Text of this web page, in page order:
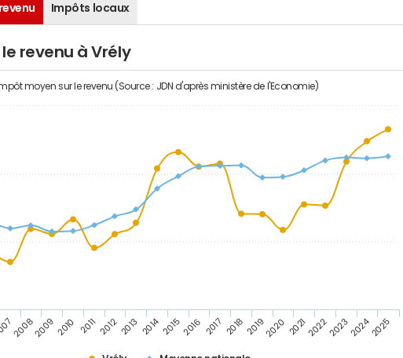
Impôts locaux
revenu à Vrély
moyen sur le revenu (Source : JDN d'après ministère de l'Economie)
200820092010 2011 20122013 201420152016 2017 201820192020 20212022202320242025